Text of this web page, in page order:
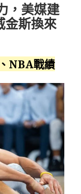
，美媒建
金斯換來
NBA戰績